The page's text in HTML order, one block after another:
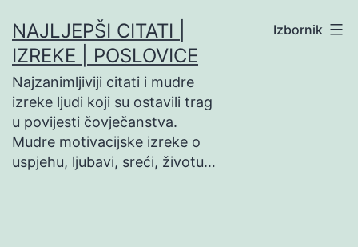
na
sadržaj
NAJLJEPŠI CITATI |
IZREKE | POSLOVICE
Najzanimljiviji citati i mudre
izreke ljudi koji su ostavili trag
u povijesti čovječanstva.
Mudre motivacijske izreke o
uspjehu, ljubavi, sreći, životu…
Izbornik